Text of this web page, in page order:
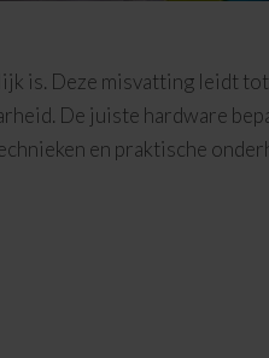
is. Deze misvatting leidt
De juiste hardware
en praktische